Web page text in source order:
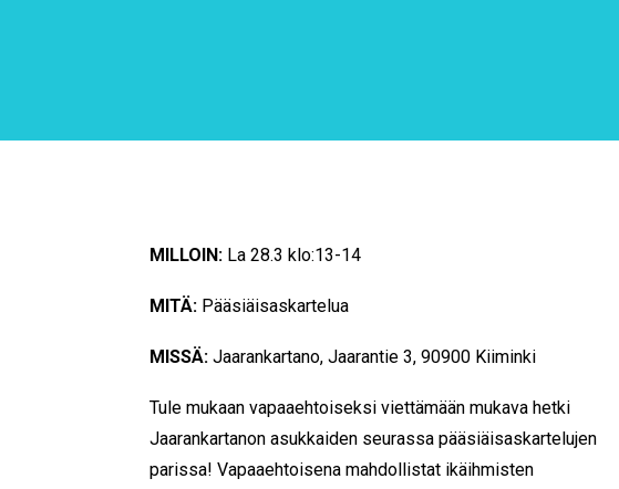
MILLOIN: La 28.3 klo:13-14
MITÄ: Pääsiäisaskartelua
MISSÄ: Jaarankartano, Jaarantie 3, 90900 Kiiminki
Tule mukaan vapaaehtoiseksi viettämään mukava hetki
Jaarankartanon asukkaiden seurassa pääsiäisaskartelujen
parissa! Vapaaehtoisena mahdollistat ikäihmisten